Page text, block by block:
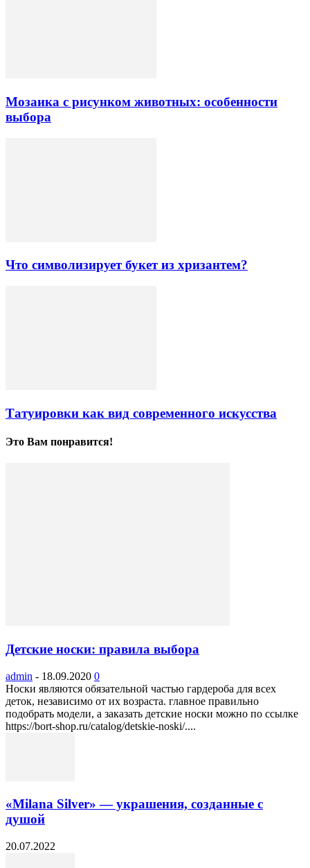
Мозаика с рисунком животных: особенности
выбора
Что символизирует букет из хризантем?
Татуировки как вид современного искусства
Это Вам понравится!
Детские носки: правила выбора
admin - 18.09.2020 0
Носки являются обязательной частью гардероба для всех
деток, независимо от их возраста. главное правильно
подобрать модели, а заказать детские носки можно по ссылке
https://bort-shop.ru/catalog/detskie-noski/....
«Milana Silver» — украшения, созданные с
душой
20.07.2022